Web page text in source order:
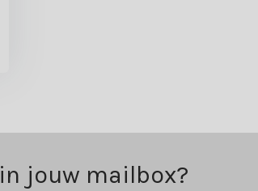
in jouw mailbox?